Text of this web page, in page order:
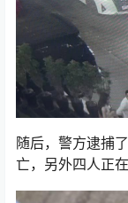
随后，警方逮捕
亡，另外四人正